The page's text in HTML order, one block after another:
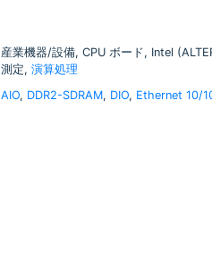
産業機器/設備, CPU ボード, Intel
測定, 演算処理
AIO, DDR2-SDRAM, DIO, Ethernet 10/